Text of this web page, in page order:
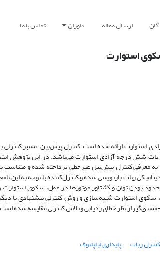
ارسال مقاله داوران تماس با ما
استوارت
استوارت ارائه شده است. کنترل پیش‌بین، مسیر
شش درجه آزادی استوارت می‌باشد.‌ در این پژوهش
به معرفی کنترل‌ پیش‌بین غیرخطی پرداخته شده و
ربات بازنویسی شده و کنترل‌کننده با توجه به این
بودن توان و گشتاور موتورها در عمل، سکوی
سکوی استوارت شبیه‌سازی و روش کنترلی پیشنهادی با
از نظر خطای ردیابی و تلاش کنترلی مقایسه شده
کنترل ربات
پایداری لیاپانوف